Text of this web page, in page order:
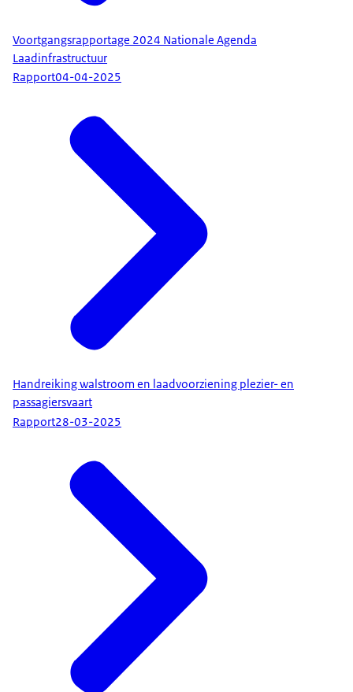
Voortgangsrapportage 2024 Nationale Agenda
Laadinfrastructuur
Rapport04-04-2025
Handreiking walstroom en laadvoorziening plezier- en
passagiersvaart
Rapport28-03-2025